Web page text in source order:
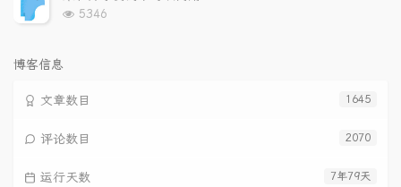
数:
浏
5346
博客信息
1645
文章数目
2070
评论数目
7年79天
运行天数